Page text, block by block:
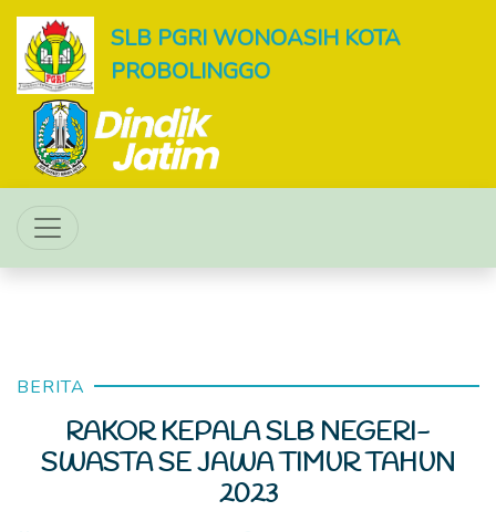
SLB PGRI WONOASIH KOTA
PROBOLINGGO
BERITA
RAKOR KEPALA SLB NEGERI-
SWASTA SE JAWA TIMUR TAHUN
2023